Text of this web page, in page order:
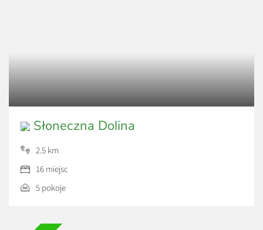
Słoneczna Dolina
2.5 km
16 miejsc
5 pokoje